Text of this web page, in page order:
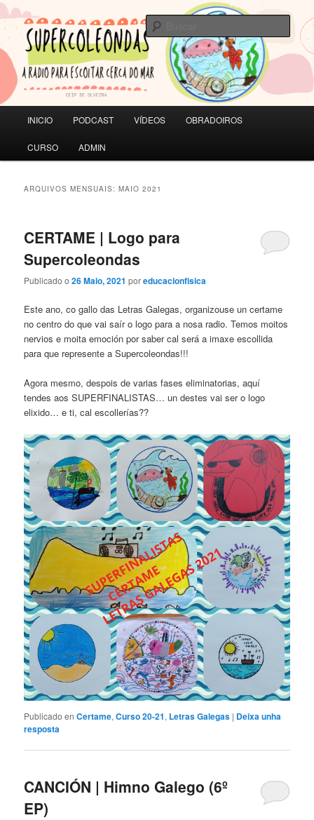
Saltar
ao
contido
principal
Saltar
ao
contido
secundarioSUPERCOLEONDAS
A RADIO PARA ESCOITAR CERCA DO MAR | CEIP de Olveira
principal
INICIO PODCAST VÍDEOS OBRADOIROS
CURSO ADMIN
ARQUIVOS MENSUAIS:MAIO 2021
CERTAME | Logo para
Supercoleondas
Publicado o26 Maio, 2021 poreducacionfisica
Este ano, co gallo das Letras Galegas, organizouse un certame
no centro do que vai saír o logo para a nosa radio. Temos moitos
nervios e moita emoción por saber cal será a imaxe escollida
para que represente a Supercoleondas!!!
Agora mesmo, despois de varias fases eliminatorias, aquí
tendes aos SUPERFINALISTAS… un destes vai ser o logo
elixido… e ti, cal escollerías??
Publicado en Certame,Curso 20-21, Letras Galegas | Deixa unha
resposta
CANCIÓN | Himno Galego (6º
EP)